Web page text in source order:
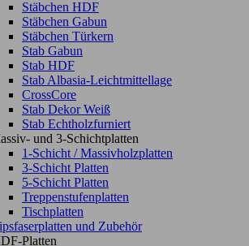
Stäbchen HDF
Stäbchen Gabun
Stäbchen Türkern
Stab Gabun
Stab HDF
Stab Albasia-Leichtmittellage
CrossCore
Stab Dekor Weiß
Stab Echtholzfurniert
und 3-Schichtplatten
1-Schicht / Massivholzplatten
3-Schicht Platten
5-Schicht Platten
Treppenstufenplatten
Tischplatten
und Zubehör
Platten